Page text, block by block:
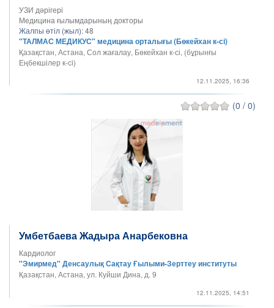
УЗИ дәрігері
Медицина ғылымдарының докторы
Жалпы өтіл (жыл):48
"ТАЛМАС МЕДИКУС" медицина орталығы (Бөкейхан к-сі)
Қазақстан, Астана, Сол жағалау, Бөкейхан к-сі, (бұрынғы
Еңбекшілер к-сі)
12.11.2025, 16:36
(0 / 0)
Умбетбаева Жадыра Анарбековна
Кардиолог
"Эмирмед" Денсаулық Сақтау Ғылыми-Зерттеу институты
Қазақстан, Астана, ул. Куйши Дина, д. 9
12.11.2025, 14:51